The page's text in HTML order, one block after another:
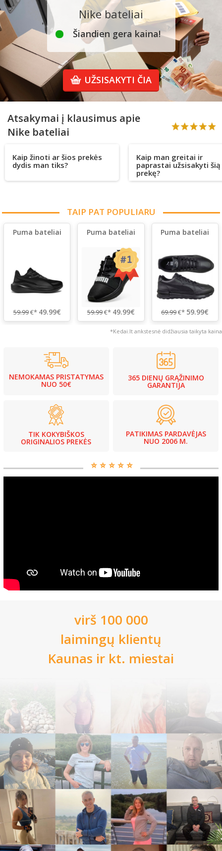
Nike bateliai
Šiandien gera kaina!
UŽSISAKYTI ČIA
Atsakymai į klausimus apie
Nike bateliai
Kaip žinoti ar šios prekės
dydis man tiks?
Kaip man greitai ir
paprastai užsisakyti šią
prekę?
TAIP PAT POPULIARU
Puma bateliai
59.99€* 49.99€
Puma bateliai
59.99€* 49.99€
Puma bateliai
69.99€* 59.99€
*Kedai.lt ankstesnė didžiausia taikyta kaina
NEMOKAMAS PRISTATYMAS
NUO 50€
365 DIENŲ GRĄŽINIMO
GARANTIJA
TIK KOKYBIŠKOS
ORIGINALIOS PREKĖS
PATIKIMAS PARDAVĖJAS
NUO 2006 M.
⭐️ ⭐️ ⭐️ ⭐️ ⭐️
virš 100 000
laimingų klientų
Kaunas ir kt. miestai